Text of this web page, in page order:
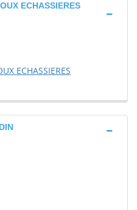
ECHASSIERES
ECHASSIERES